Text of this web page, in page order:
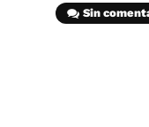
Sin